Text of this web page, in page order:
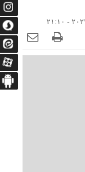
بندر کراچی